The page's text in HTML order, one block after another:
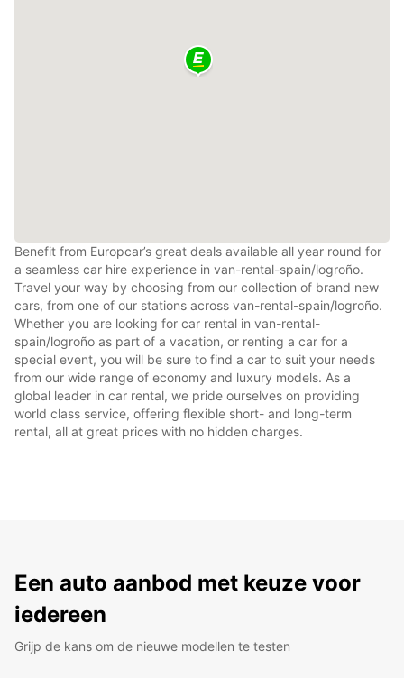
Benefit from Europcar’s great deals available all year round for
a seamless car hire experience in van-rental-spain/logroño.
Travel your way by choosing from our collection of brand new
cars, from one of our stations across van-rental-spain/logroño.
Whether you are looking for car rental in van-rental-
spain/logroño as part of a vacation, or renting a car for a
special event, you will be sure to find a car to suit your needs
from our wide range of economy and luxury models. As a
global leader in car rental, we pride ourselves on providing
world class service, offering flexible short- and long-term
rental, all at great prices with no hidden charges.
Een auto aanbod met keuze voor
iedereen
Grijp de kans om de nieuwe modellen te testen